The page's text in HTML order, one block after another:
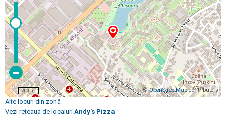
©OpenStreetMapcontributors
200 m
Alte locuri din zonă
Vezi rețeaua de localuri Andy's Pizza